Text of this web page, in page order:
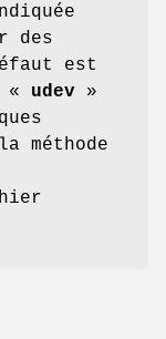
des
est
« udev »
méthode